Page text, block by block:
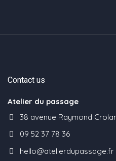
Contact us
Atelier du passage
38 avenue Raymond
09 52 37 78 36
hello@atelierdupassage.fr